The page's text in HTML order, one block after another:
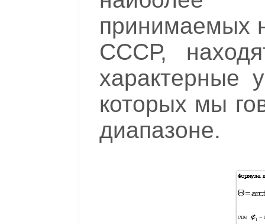
принимаемых
СССР,
характерные
которых мы
диапазоне.